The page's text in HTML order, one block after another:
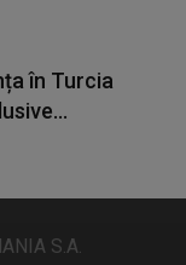
în Turcia
S.A.